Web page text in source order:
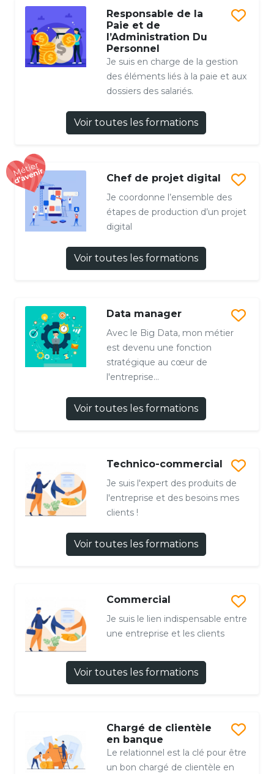
Responsable de la
Paie et de
l’Administration Du
Personnel
Je suis en charge de la gestion
des éléments liés à la paie et aux
dossiers des salariés.
Voir toutes les formations
Chef de projet digital
Je coordonne l’ensemble des
étapes de production d’un projet
digital
Voir toutes les formations
Data manager
Avec le Big Data, mon métier
est devenu une fonction
stratégique au cœur de
l'entreprise...
Voir toutes les formations
Technico-commercial
Je suis l'expert des produits de
l'entreprise et des besoins mes
clients !
Voir toutes les formations
Commercial
Je suis le lien indispensable entre
une entreprise et les clients
Voir toutes les formations
Chargé de clientèle
en banque
Le relationnel est la clé pour être
un bon chargé de clientèle en